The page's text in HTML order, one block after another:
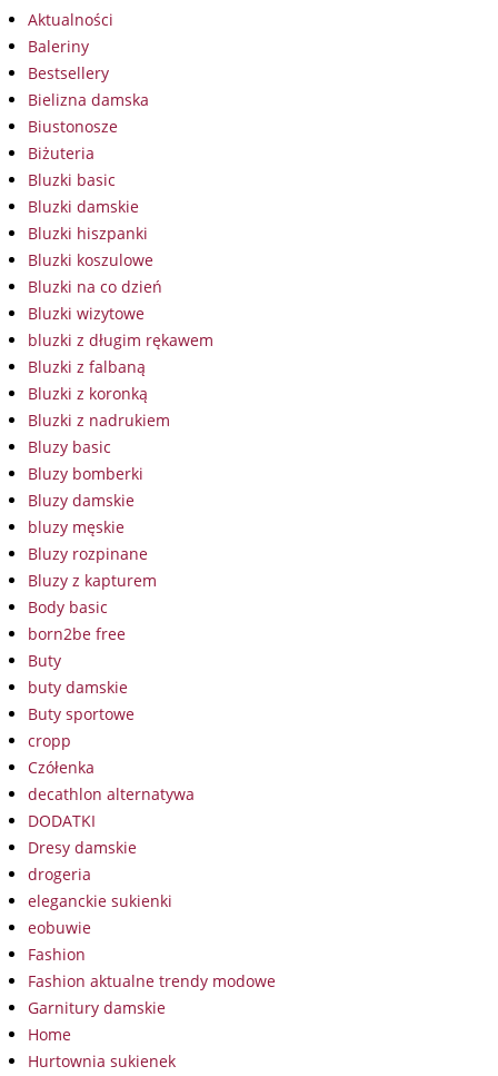
Aktualności
Baleriny
Bestsellery
Bielizna damska
Biustonosze
Biżuteria
Bluzki basic
Bluzki damskie
Bluzki hiszpanki
Bluzki koszulowe
Bluzki na co dzień
Bluzki wizytowe
bluzki z długim rękawem
Bluzki z falbaną
Bluzki z koronką
Bluzki z nadrukiem
Bluzy basic
Bluzy bomberki
Bluzy damskie
bluzy męskie
Bluzy rozpinane
Bluzy z kapturem
Body basic
born2be free
Buty
buty damskie
Buty sportowe
cropp
Czółenka
decathlon alternatywa
DODATKI
Dresy damskie
drogeria
eleganckie sukienki
eobuwie
Fashion
Fashion aktualne trendy modowe
Garnitury damskie
Home
Hurtownia sukienek